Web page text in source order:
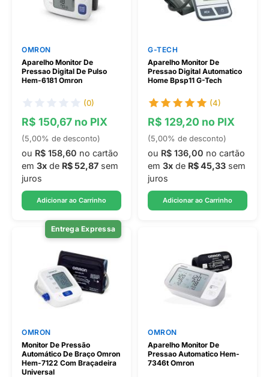
OMRON
Aparelho Monitor De
Pressao Digital De Pulso
Hem-6181 Omron
(0)
R$ 150,67 no PIX
(5,00% de desconto)
ou R$ 158,60 no cartão
em 3x de R$ 52,87 sem
juros
Adicionar ao Carrinho
G-TECH
Aparelho Monitor De
Pressao Digital Automatico
Home Bpsp11 G-Tech
(4)
R$ 129,20 no PIX
(5,00% de desconto)
ou R$ 136,00 no cartão
em 3x de R$ 45,33 sem
juros
Adicionar ao Carrinho
Entrega Expressa
OMRON
Monitor De Pressão
Automático De Braço Omron
Hem-7122 Com Braçadeira
Universal
OMRON
Aparelho Monitor De
Pressao Automatico Hem-
7346t Omron